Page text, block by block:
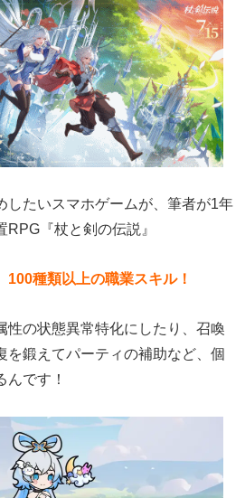
したいスマホゲームが、筆者が1年
『杖と剣の伝説』
100種類以上の職業スキル！
性の状態異常特化にしたり、召喚
を鍛えてパーティの補助など、個
です！